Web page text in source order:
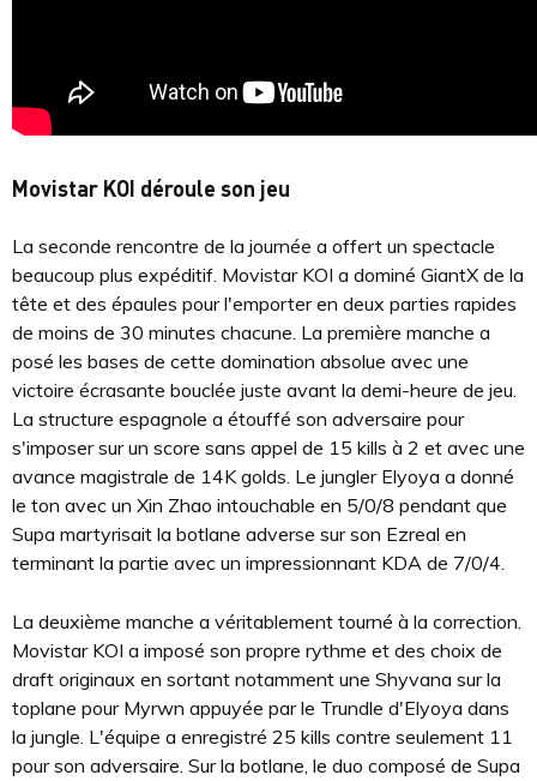
Movistar KOI déroule son jeu
La seconde rencontre de la journée a offert un spectacle
beaucoup plus expéditif. Movistar KOI a dominé GiantX de la
tête et des épaules pour l'emporter en deux parties rapides
de moins de 30 minutes chacune. La première manche a
posé les bases de cette domination absolue avec une
victoire écrasante bouclée juste avant la demi-heure de jeu.
La structure espagnole a étouffé son adversaire pour
s'imposer sur un score sans appel de 15 kills à 2 et avec une
avance magistrale de 14K golds. Le jungler Elyoya a donné
le ton avec un Xin Zhao intouchable en 5/0/8 pendant que
Supa martyrisait la botlane adverse sur son Ezreal en
terminant la partie avec un impressionnant KDA de 7/0/4.
La deuxième manche a véritablement tourné à la correction.
Movistar KOI a imposé son propre rythme et des choix de
draft originaux en sortant notamment une Shyvana sur la
toplane pour Myrwn appuyée par le Trundle d'Elyoya dans
la jungle. L'équipe a enregistré 25 kills contre seulement 11
pour son adversaire. Sur la botlane, le duo composé de Supa